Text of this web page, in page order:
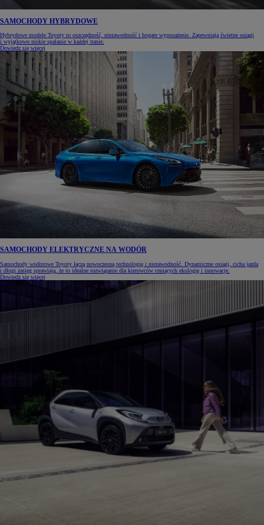
SAMOCHODY HYBRYDOWE
Hybrydowe modele Toyoty to oszczędność, niezawodność i bogate wyposażenie. Zapewniają świetne osiągi
i wyjątkowo niskie spalanie w każdej trasie.
Dowiedz się więcej
SAMOCHODY ELEKTRYCZNE NA WODÓR
Samochody wodorowe Toyoty łączą nowoczesną technologię i niezawodność. Dynamiczne osiągi, cicha jazda
i długi zasięg sprawiają, że to idealne rozwiązanie dla kierowców ceniących ekologię i innowacje.
Dowiedz się więcej